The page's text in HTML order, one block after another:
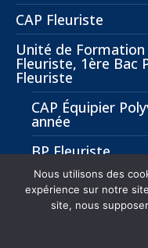
CAP Fleuriste
Unité de Formation
Fleuriste, 1ère Bac
Fleuriste
CAP Équipier
année
BP Fleuriste
BTS
(MCO)
Nous utilisons des
expérience sur notre
site, nous